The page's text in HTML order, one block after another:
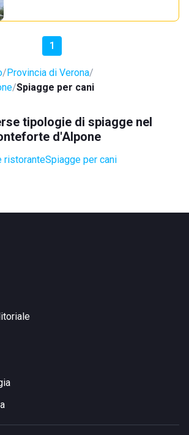
1
Provincia di Verona
Spiagge per cani
tipologie di spiagge nel
d'Alpone
ristoranteSpiagge per cani